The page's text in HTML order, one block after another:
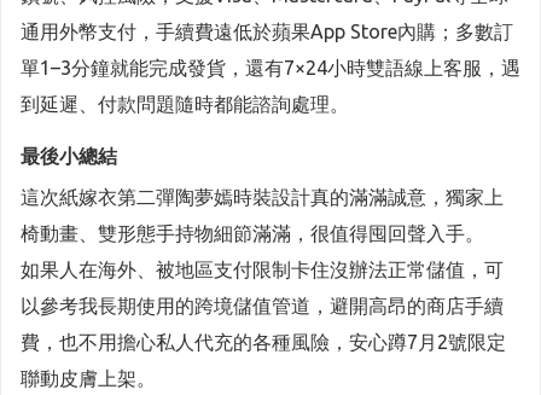
通用外幣支付，手續費遠低於蘋果App Store內購；多數訂
單1–3分鐘就能完成發貨，還有7×24小時雙語線上客服，遇
到延遲、付款問題隨時都能諮詢處理。
最後小總結
這次紙嫁衣第二彈陶夢嫣時裝設計真的滿滿誠意，獨家上
椅動畫、雙形態手持物細節滿滿，很值得囤回聲入手。
如果人在海外、被地區支付限制卡住沒辦法正常儲值，可
以參考我長期使用的跨境儲值管道，避開高昂的商店手續
費，也不用擔心私人代充的各種風險，安心蹲7月2號限定
聯動皮膚上架。